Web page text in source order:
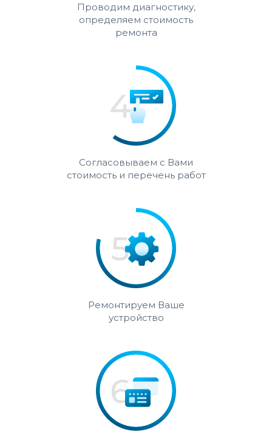
Проводим диагностику,
определяем стоимость
ремонта
Согласовываем с Вами
стоимость и перечень работ
Ремонтируем Ваше
устройство